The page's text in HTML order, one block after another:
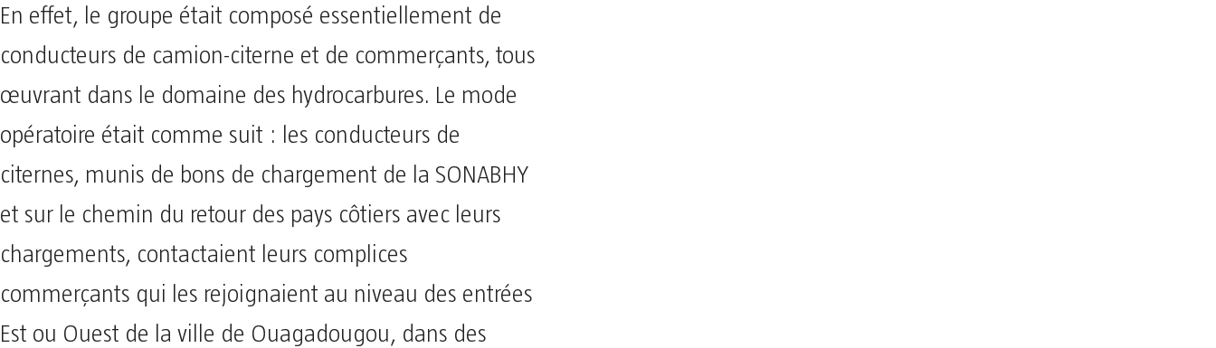
En effet, le groupe était composé essentiellement de
conducteurs de camion-citerne et de commerçants, tous
œuvrant dans le domaine des hydrocarbures. Le mode
opératoire était comme suit : les conducteurs de
citernes, munis de bons de chargement de la SONABHY
et sur le chemin du retour des pays côtiers avec leurs
chargements, contactaient leurs complices
commerçants qui les rejoignaient au niveau des entrées
Est ou Ouest de la ville de Ouagadougou, dans des